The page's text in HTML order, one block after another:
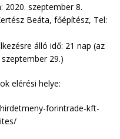
2020. szeptember 8.
Beáta, főépítész, Tel:
álló idő: 21 nap (az
29.)
elérési helye:
forintrade-kft-